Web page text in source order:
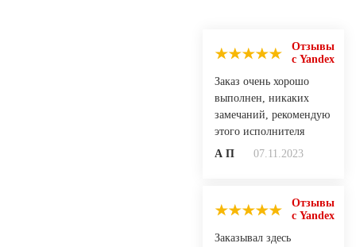
Отзывы
с Yandex
Заказ очень хорошо
выполнен, никаких
замечаний, рекомендую
этого исполнителя
А П
07.11.2023
Отзывы
с Yandex
Заказывал здесь